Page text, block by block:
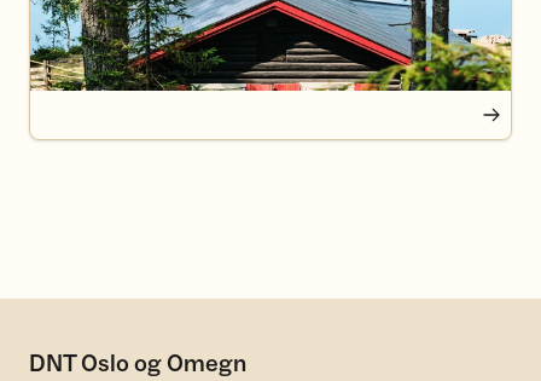
DNT Oslo og Omegn